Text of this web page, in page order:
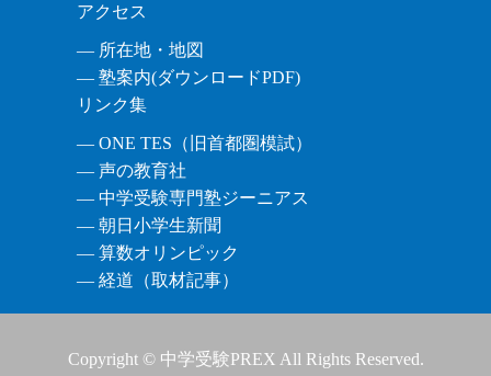
アクセス
― 所在地・地図
― 塾案内(ダウンロードPDF)
リンク集
― ONE TES（旧首都圏模試）
― 声の教育社
― 中学受験専門塾ジーニアス
― 朝日小学生新聞
― 算数オリンピック
― 経道（取材記事）
Copyright © 中学受験PREX All Rights Reserved.